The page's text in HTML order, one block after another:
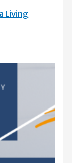
Living